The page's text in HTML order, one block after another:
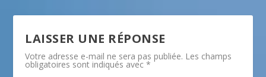
LAISSER UNE RÉPONSE
Votre adresse e-mail ne sera pas publiée. Les champs
obligatoires sont indiqués avec*